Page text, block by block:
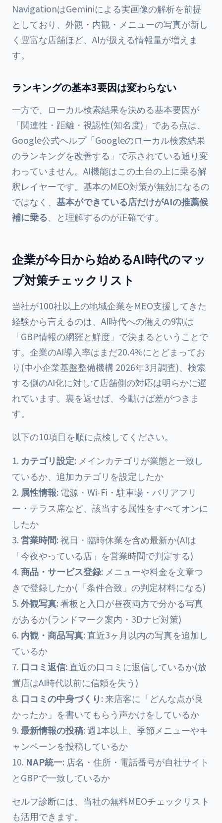
NavigationはGeminiによる実画像の解析を前提
としており、外観・内観・メニューの写真が新し
く豊富な店舗ほど、AIが扱える情報量が増えま
す。
ランキングの基本3要因は変わらない
一方で、ローカル検索結果を決める基本要因が
「関連性・距離・視認性(知名度)」である点は、
Google公式ヘルプ「Googleのローカル検索結果
のランキングを改善する」で示されている通り変
わっていません。AI機能はこの土台の上に乗る解
釈レイヤーです。基本のMEO対策が無効になるの
ではなく、 基本ができている店だけがAIの推薦候
補に乗る、と理解するのが正確です。
企業が今日から始めるAI時代のマッ
プ対策チェックリスト
当社が100社以上の地域企業をMEO支援してきた
経験から言えるのは、AI時代への備えの9割は
「GBP情報の網羅と鮮度」で決まるということで
す。企業のAI導入率はまだ20.4%にとどまってお
り(中小企業基盤整備機構 2026年3月調査)、検索
する側のAI化に対して店舗側の対応は明らかに遅
れています。裏を返せば、今動けば差がつきま
す。
以下の10項目を順に点検してください。
カテゴリ設定: メインカテゴリが業態と一致し
ているか、追加カテゴリを設定したか
属性情報: 電源・Wi-Fi・駐車場・バリアフリ
ー・テラス席など、該当する属性をすべてオンに
したか
営業時間: 祝日・臨時休業を含め最新か(AIは
「今夜やっている店」を営業時間で判定する)
商品・サービス登録: メニューや料金を文章つ
きで登録したか(「条件合致」の判定材料になる)
外観写真: 看板と入口が昼夜両方で分かる写真
があるか(ランドマーク案内・3Dナビ対策)
内観・商品写真: 直近3ヶ月以内の写真を追加し
ているか
口コミ返信: 直近の口コミに返信しているか(放
置店はAI時代以前に信頼を失う)
口コミの中身づくり: 来店客に「どんな点が良
かったか」を書いてもらう声かけをしているか
最新情報の投稿: 週1本以上、季節メニューやキ
ャンペーンを投稿しているか
NAP統一: 店名・住所・電話番号が自社サイト
とGBPで一致しているか
セルフ診断には、当社の無料MEOチェックリスト
も活用できます。